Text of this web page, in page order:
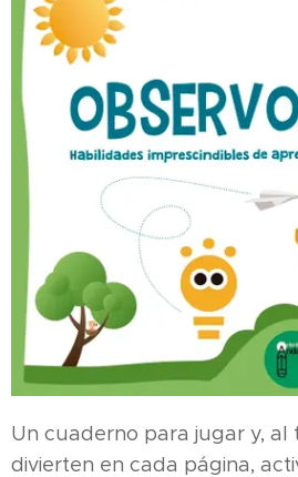
Un cuaderno para jugar y, al
divierten en cada página,